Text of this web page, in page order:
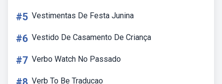
#5 Vestimentas De Festa Junina
#6 Vestido De Casamento De Criança
#7 Verbo Watch No Passado
Verb To Be Traducao